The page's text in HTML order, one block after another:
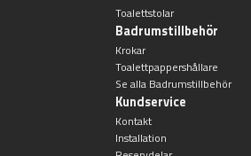
Toalettborstset
Toalettstolar
Badrumstillbehör
Krokar
Toalettpappershållare
Se alla Badrumstillbehör
Kundservice
Kontakt
Installation